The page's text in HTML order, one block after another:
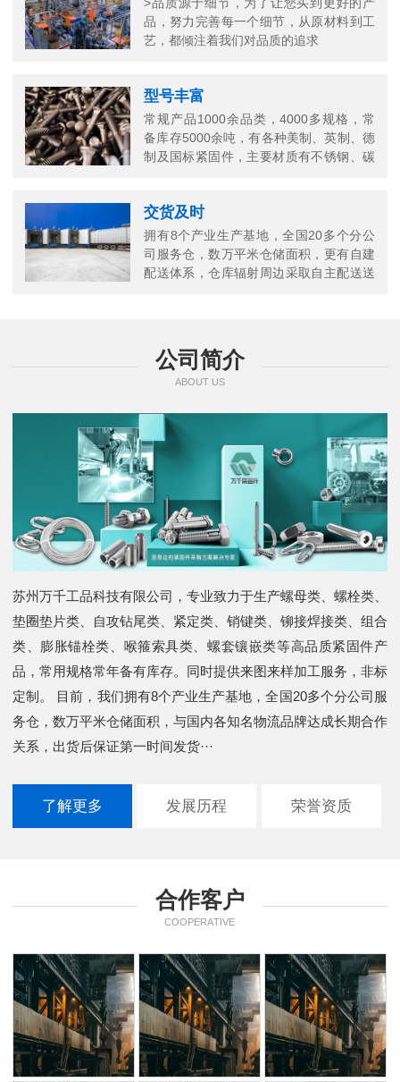
品，努力完善每一个细节，从原材料到工
艺，都倾注着我们对品质的追求
型号丰富
常规产品1000余品类，4000多规格，常
备库存5000余吨，有各种美制、英制、德
制及国标紧固件，主要材质有不锈钢、碳
交货及时
拥有8个产业生产基地，全国20多个分公
司服务仓，数万平米仓储面积，更有自建
配送体系，仓库辐射周边采取自主配送送
公司简介
ABOUT US
苏州万千工品科技有限公司，专业致力于生产螺母类、螺栓类、
垫圈垫片类、自攻钻尾类、紧定类、销键类、铆接焊接类、组合
类、膨胀锚栓类、喉箍索具类、螺套镶嵌类等高品质紧固件产
品，常用规格常年备有库存。同时提供来图来样加工服务，非标
定制。 目前，我们拥有8个产业生产基地，全国20多个分公司服
务仓，数万平米仓储面积，与国内各知名物流品牌达成长期合作
关系，出货后保证第一时间发货···
了解更多 发展历程 荣誉资质
合作客户
COOPERATIVE